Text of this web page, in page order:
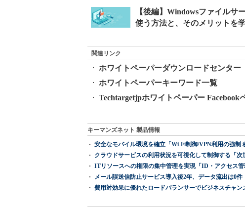
関連リンク
ホワイトペーパーダウンロードセンター
ホワイトペーパーキーワード一覧
Techtargetjpホワイトペーパー Facebook
キーマンズネット 製品情報
安全なモバイル環境を確立「Wi-Fi制御/VPN利用の強制
クラウドサービスの利用状況を可視化して制御する「次
ITリソースへの権限の集中管理を実現「ID・アクセス
メール誤送信防止サービス導入後2年、データ流出は0件
費用対効果に優れたロードバランサーでビジネスチャン